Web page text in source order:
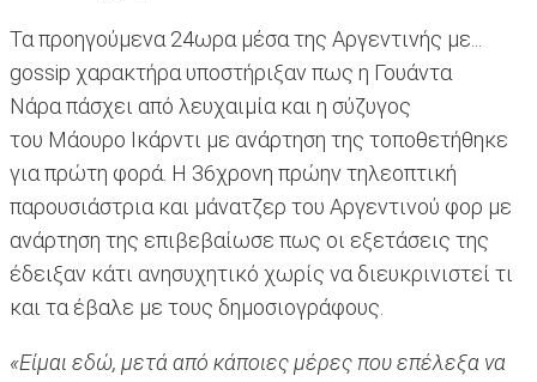
Τα προηγούμενα 24ωρα μέσα της Αργεντινής με...
gossip χαρακτήρα υποστήριξαν πως η Γουάντα
Νάρα πάσχει από λευχαιμία και η σύζυγος
του Μάουρο Ικάρντι με ανάρτηση της τοποθετήθηκε
για πρώτη φορά. Η 36χρονη πρώην τηλεοπτική
παρουσιάστρια και μάνατζερ του Αργεντινού φορ με
ανάρτηση της επιβεβαίωσε πως οι εξετάσεις της
έδειξαν κάτι ανησυχητικό χωρίς να διευκρινιστεί τι
και τα έβαλε με τους δημοσιογράφους.
«Είμαι εδώ, μετά από κάποιες μέρες που επέλεξα να